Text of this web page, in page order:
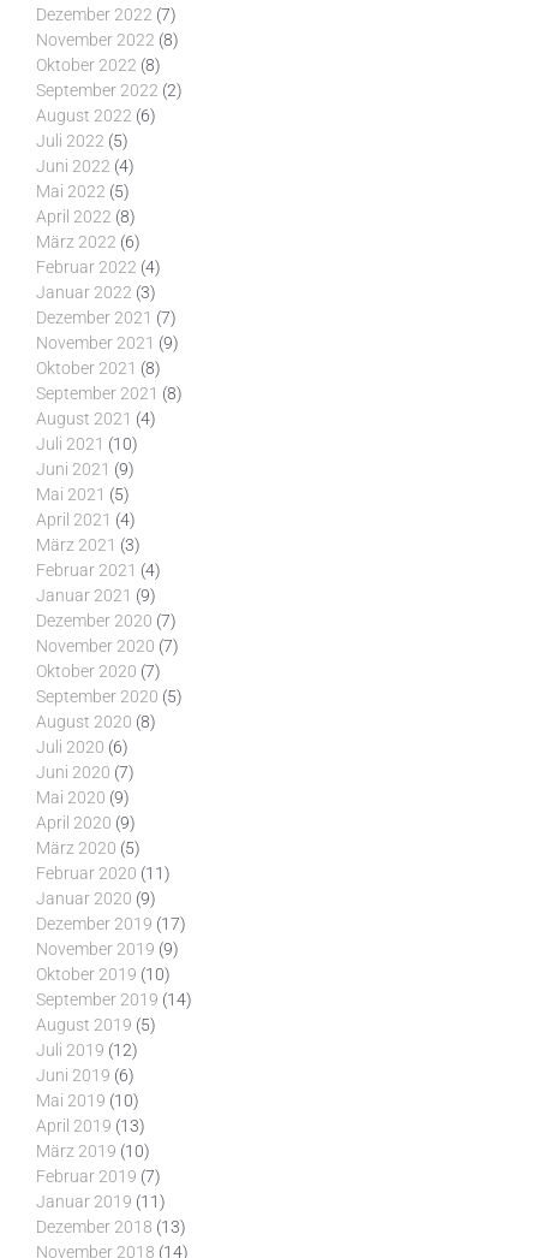
Dezember 2022 (7)
November 2022 (8)
Oktober 2022 (8)
September 2022 (2)
August 2022 (6)
Juli 2022 (5)
Juni 2022 (4)
Mai 2022 (5)
April 2022 (8)
März 2022 (6)
Februar 2022 (4)
Januar 2022 (3)
Dezember 2021 (7)
November 2021 (9)
Oktober 2021 (8)
September 2021 (8)
August 2021 (4)
Juli 2021 (10)
Juni 2021 (9)
Mai 2021 (5)
April 2021 (4)
März 2021 (3)
Februar 2021 (4)
Januar 2021 (9)
Dezember 2020 (7)
November 2020 (7)
Oktober 2020 (7)
September 2020 (5)
August 2020 (8)
Juli 2020 (6)
Juni 2020 (7)
Mai 2020 (9)
April 2020 (9)
März 2020 (5)
Februar 2020 (11)
Januar 2020 (9)
Dezember 2019 (17)
November 2019 (9)
Oktober 2019 (10)
September 2019 (14)
August 2019 (5)
Juli 2019 (12)
Juni 2019 (6)
Mai 2019 (10)
April 2019 (13)
März 2019 (10)
Februar 2019 (7)
Januar 2019 (11)
Dezember 2018 (13)
November 2018 (14)